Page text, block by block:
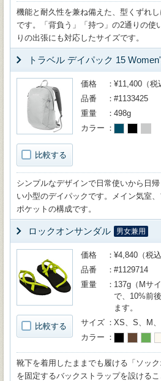
機能と耐久性を兼ね備えた、型くずれ
です。「背負う」「持つ」の2通りの使
りの出張にも対応したサイズです。
トラベル デイパック 15
比較する
価格
¥11,400（税
品番
#1133425
重量
498g
カラー
シンプルなデザインで日常使いから日
い小型のデイパックです。メイン気室
ポケットの構成です。
ロックオンサンダル 男女兼用
比較する
価格
¥4,840（税込
品番
#1129714
重量
137g（Mサ
で、10%前
ます。
サイズ
XS、S、M
カラー
靴下を着用したままでも履ける「ソッ
を固定するバックストラップを設ける